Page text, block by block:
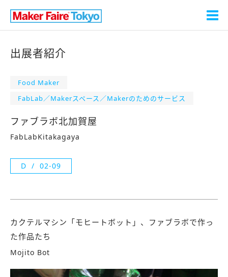
出展者紹介
Food Maker
FabLab／Makerスペース／Makerのためのサービス
ファブラボ北加賀屋
FabLabKitakagaya
D 02-09
カクテルマシン「モヒートボット」、ファブラボで作っ
た作品たち
Mojito Bot